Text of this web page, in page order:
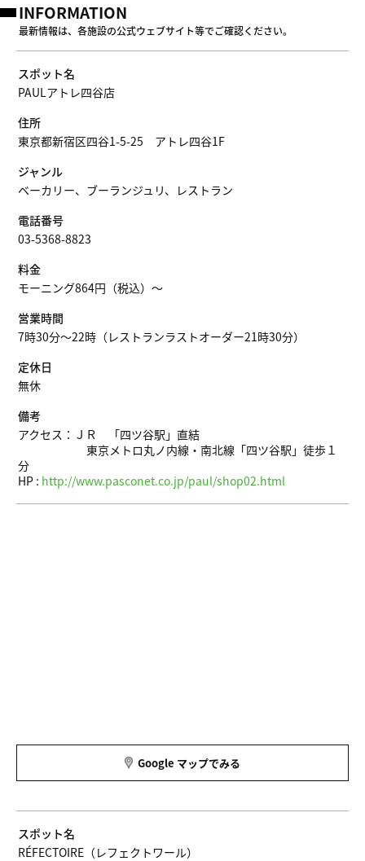
INFORMATION
最新情報は、各施設の公式ウェブサイト等でご確認ください。
スポット名
PAULアトレ四谷店
住所
東京都新宿区四谷1-5-25 アトレ四谷1F
ジャンル
ベーカリー、ブーランジュリ、レストラン
電話番号
03-5368-8823
料金
モーニング864円（税込）〜
営業時間
7時30分～22時（レストランラストオーダー21時30分）
定休日
無休
備考
アクセス：ＪＲ 「四ツ谷駅」直結
東京メトロ丸ノ内線・南北線「四ツ谷駅」徒歩１
分
HP : http://www.pasconet.co.jp/paul/shop02.html
Google マップでみる
スポット名
RÉFECTOIRE（レフェクトワール）